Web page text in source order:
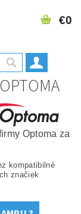
€0
Optoma za
kompatibilné
značiek